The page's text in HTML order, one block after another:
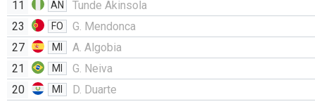
11
AN
Tunde Akinsola
23
FO
G. Mendonca
27
MI
A. Algobia
21
MI
G. Neiva
20
MI D. Duarte